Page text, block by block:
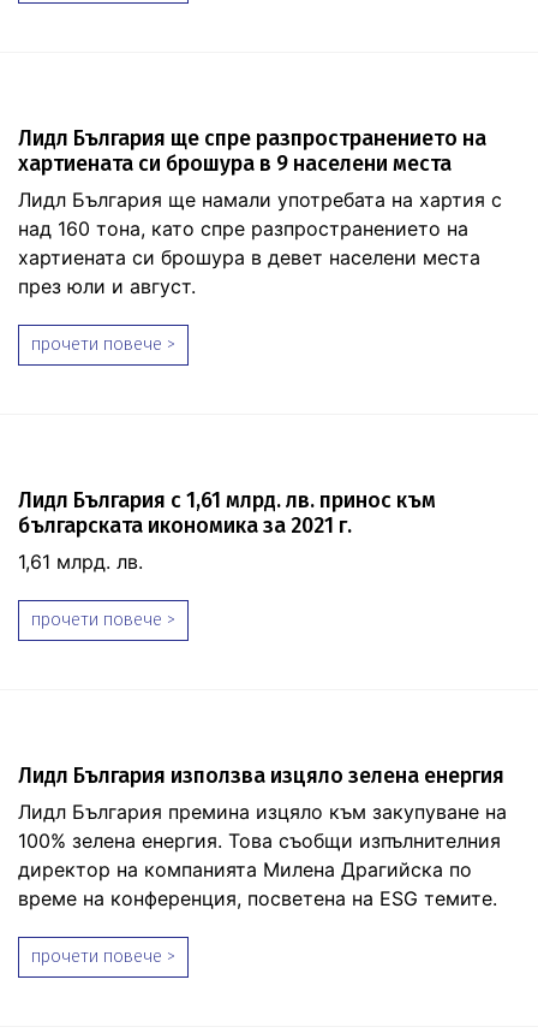
Лидл България ще спре разпространението на
хартиената си брошура в 9 населени места
Лидл България ще намали употребата на хартия с
над 160 тона, като спре разпространението на
хартиената си брошура в девет населени места
през юли и август.
прочети повече >
Лидл България с 1,61 млрд. лв. принос към
българската икономика за 2021 г.
1,61 млрд. лв.
прочети повече >
Лидл България използва изцяло зелена енергия
Лидл България премина изцяло към закупуване на
100% зелена енергия. Това съобщи изпълнителния
директор на компанията Милена Драгийска по
време на конференция, посветена на ESG темите.
прочети повече >